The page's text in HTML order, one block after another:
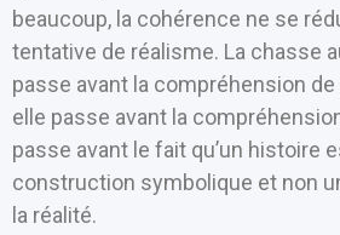
beaucoup, la cohérence ne se
tentative de réalisme. La chasse
passe avant la compréhension
elle passe avant la
passe avant le fait qu’un histoire
construction symbolique et non
la réalité.